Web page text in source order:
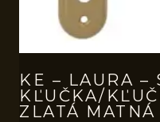
KE – LAURA –
KĽUČKA/
ZLATÁ MATNÁ